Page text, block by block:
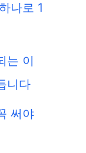
나로 1
는 이
니다
써야